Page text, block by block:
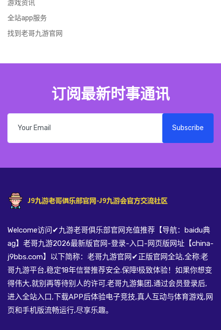
游戏资讯
全站app服务
找到老哥九游官网
订阅最新时事通讯
Subscribe
Welcome访问✔九游老哥俱乐部官网充值推荐【导航：baidu典
ag】老哥九游2026最新版官网-登录-入口-网页版网址【china-
j9bbs.com】以下简称：老哥九游官网✔正版官网全站,全称:老
哥九游平台,稳定18年信誉推荐安全.保障!极致体验！如果你想变
得伟大,就别再等待别人的许可.老哥九游集团,通过会员登录后,
进入全站入口,下载APP后体验电子竞技,真人互动与体育游戏,网
页和手机版流畅运行,尽享乐趣。